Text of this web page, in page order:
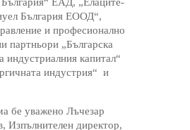
България ЕООД“,
и професионално
партньори „Българска
индустриалния капитал“
индустрия“ и
бе уважено Лъчезар
Изпълнителен директор,